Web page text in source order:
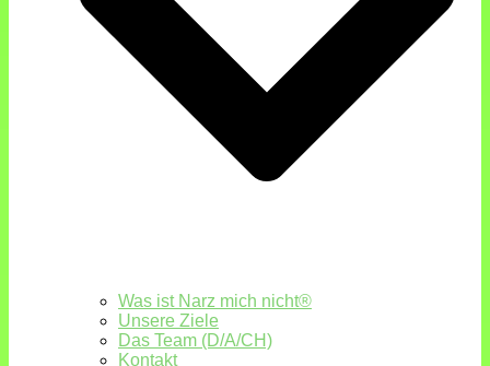
Was ist Narz mich nicht®
Unsere Ziele
Das Team (D/A/CH)
Kontakt